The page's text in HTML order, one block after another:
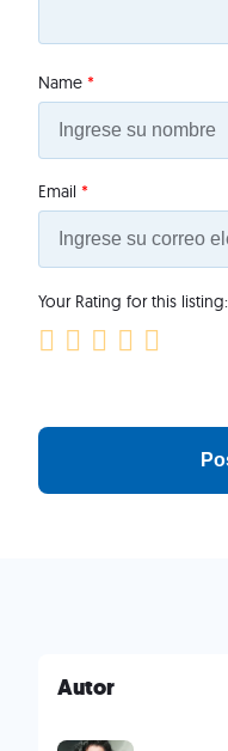
Name *
Email *
Your Rating for this listing:
Autor